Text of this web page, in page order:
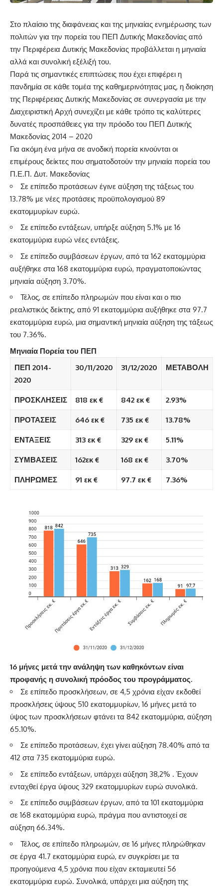
Στο πλαίσιο της διαφάνειας και της μηνιαίας ενημέρωσης των
πολιτών για την πορεία του ΠΕΠ Δυτικής Μακεδονίας από
την Περιφέρεια Δυτικής Μακεδονίας προβάλλεται η μηνιαία
αλλά και συνολική εξέλιξή του.
Παρά τις σημαντικές επιπτώσεις που έχει επιφέρει η
πανδημία σε κάθε τομέα της καθημερινότητας μας, η διοίκηση
της Περιφέρειας Δυτικής Μακεδονίας σε συνεργασία με την
Διαχειριστική Αρχή συνεχίζει με κάθε τρόπο τις καλύτερες
δυνατές προσπάθειες για την πρόοδο του ΠΕΠ Δυτικής
Μακεδονίας 2014 – 2020
Για ακόμη ένα μήνα σε ανοδική πορεία κινούνται οι
επιμέρους δείκτες που σηματοδοτούν την μηνιαία πορεία του
Π.Ε.Π. Δυτ. Μακεδονίας
Σε επίπεδο προτάσεων έγινε αύξηση της τάξεως του
13.78% με νέες προτάσεις προϋπολογισμού 89
εκατομμυρίων ευρώ.
Σε επίπεδο εντάξεων, υπήρξε αύξηση 5.1% με 16
εκατομμύρια ευρώ νέες εντάξεις.
Σε επίπεδο συμβάσεων έργων, από τα 162 εκατομμύρια
αυξήθηκε στα 168 εκατομμύρια ευρώ, πραγματοποιώντας
μηνιαία αύξηση 3.70%.
Τέλος, σε επίπεδο πληρωμών που είναι και ο πιο
ρεαλιστικός δείκτης, από 91 εκατομμύρια αυξήθηκε στα 97.7
εκατομμύρια ευρώ, μια σημαντική μηνιαία αύξηση της τάξεως
του 7.36%.
Μηνιαία Πορεία του ΠΕΠ
ΠΕΠ 2014-
2020
30/11/2020 31/12/2020 ΜΕΤΑΒΟΛΗ
ΠΡΟΣΚΛΗΣΕΙΣ 818 εκ € 842 εκ € 2.93%
ΠΡΟΤΑΣΕΙΣ 646 εκ € 735 εκ € 13.78%
ΕΝΤΑΞΕΙΣ 313 εκ € 329 εκ € 5.11%
ΣΥΜΒΑΣΕΙΣ 162εκ € 168 εκ € 3.70%
ΠΛΗΡΩΜΕΣ 91 εκ € 97.7 εκ € 7.36%
16 μήνες μετά την ανάληψη των καθηκόντων είναι
προφανής η συνολική πρόοδος του προγράμματος.
Σε επίπεδο προσκλήσεων, σε 4,5 χρόνια είχαν εκδοθεί
προσκλήσεις ύψους 510 εκατομμυρίων, 16 μήνες μετά το
ύψος των προσκλήσεων φτάνει τα 842 εκατομμύρια, αύξηση
65.10%.
Σε επίπεδο προτάσεων, έχει γίνει αύξηση 78.40% από τα
412 στα 735 εκατομμύρια ευρώ.
Σε επίπεδο εντάξεων, υπάρχει αύξηση 38,2% . Έχουν
ενταχθεί έργα ύψους 329 εκατομμυρίων ευρώ συνολικά.
Σε επίπεδο συμβάσεων έργων, από τα 101 εκατομμύρια
σε 168 εκατομμύρια ευρώ, πράγμα που αντιστοιχεί σε
αύξηση 66.34%.
Τέλος, σε επίπεδο πληρωμών, σε 16 μήνες πληρώθηκαν
σε έργα 41.7 εκατομμύρια ευρώ, εν συγκρίσει με τα
προηγούμενα 4,5 χρόνια που είχαν εκταμιευτεί 56
εκατομμύρια ευρώ. Συνολικά, υπάρχει μια αύξηση της